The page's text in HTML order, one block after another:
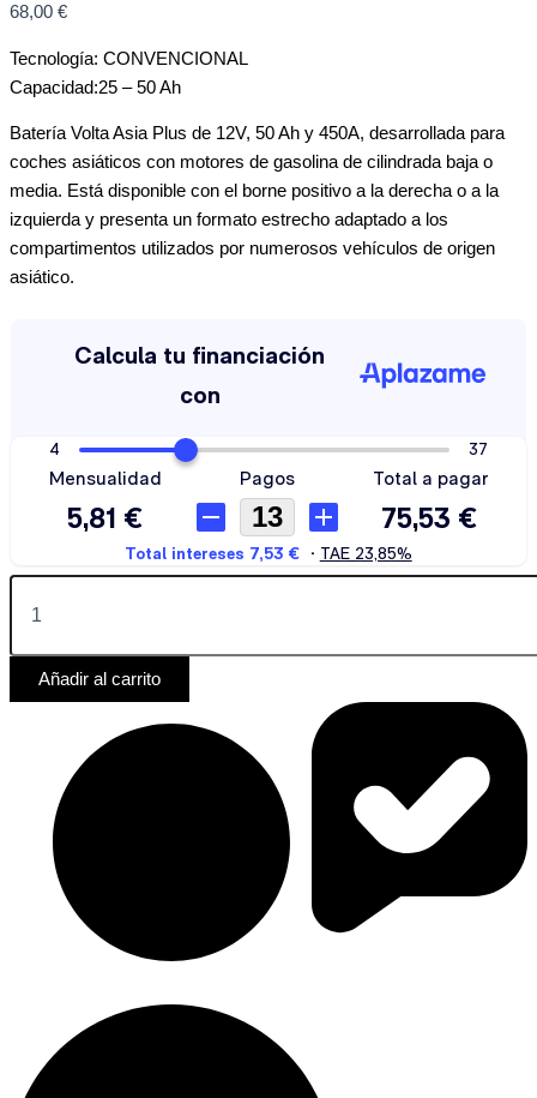
68,00 €
Tecnología: CONVENCIONAL
Capacidad:25 – 50 Ah
Batería Volta Asia Plus de 12V, 50 Ah y 450A, desarrollada para
coches asiáticos con motores de gasolina de cilindrada baja o
media. Está disponible con el borne positivo a la derecha o a la
izquierda y presenta un formato estrecho adaptado a los
compartimentos utilizados por numerosos vehículos de origen
asiático.
Añadir al carrito